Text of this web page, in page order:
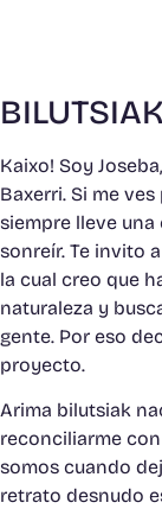
BILUTSIAK
Kaixo! Soy
Baxerri. Si me
siempre lleve una
sonreír. Te invito
la cual creo que
naturaleza y
gente. Por eso
proyecto.
Arima bilutsiak
reconciliarme
somos cuando
retrato desnudo